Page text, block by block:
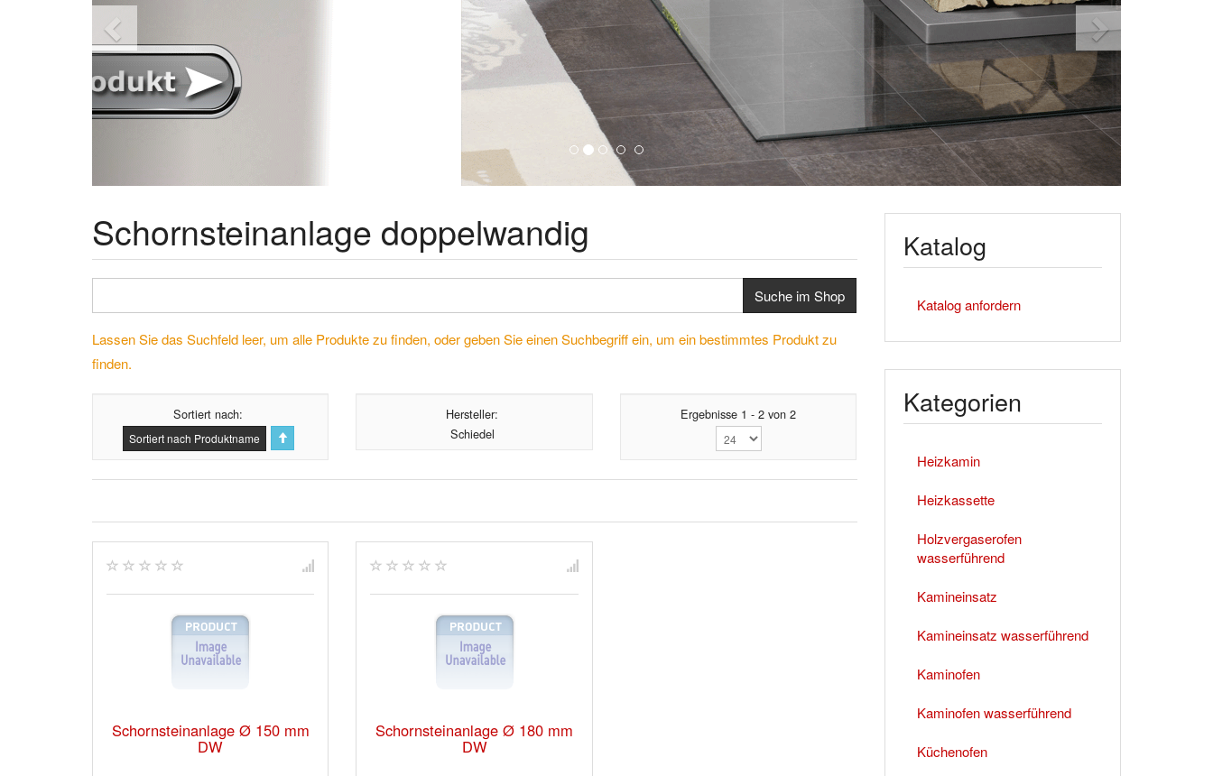
Schornsteinanlage doppelwandig
Suche im Shop
Lassen Sie das Suchfeld leer, um alle Produkte zu finden, oder geben Sie einen Suchbegriff ein, um ein bestimmtes Produkt zu
finden.
Sortiert nach
Sortiert nach Produktname
Hersteller:
Schiedel
Ergebnisse 1 - 2 von 2
Schornsteinanlage Ø 150 mm
DW
Schornsteinanlage Ø 180 mm
DW
Katalog
Katalog anfordern
Kategorien
Heizkamin
Heizkassette
Holzvergaserofen
wasserführend
Kamineinsatz
Kamineinsatz wasserführend
Kaminofen
Kaminofen wasserführend
Küchenofen